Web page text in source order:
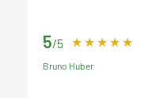
5/5
Bruno Huber